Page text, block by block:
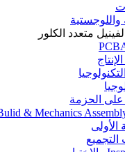
واللوجستية
متعدد الكلور
الحزمة
الأولى